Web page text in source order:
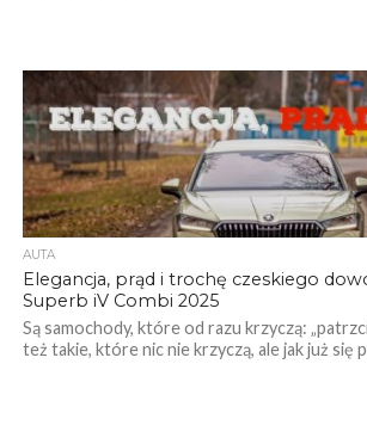
AUTA
Elegancja, prąd i trochę czeskiego
Superb iV Combi 2025
Są samochody, które od razu krzyczą:
też takie, które nic nie krzyczą, ale jak już się